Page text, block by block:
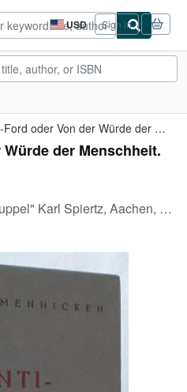
USD
Site
shopping
preferences
Sign in
Anti-Ford oder Von der Würde der Menschheit.
der Menschheit.
Karl Spiertz, Aachen, 1924